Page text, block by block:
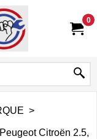
0
>
Citroën 2.5,